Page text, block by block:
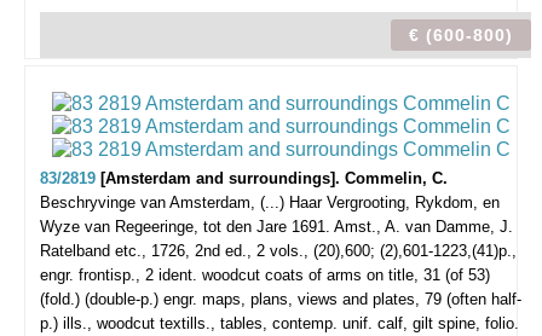
€ (600-800)
83/2819 [Amsterdam and surroundings]. Commelin, C.
Beschryvinge van Amsterdam, (...) Haar Vergrooting, Rykdom, en
Wyze van Regeeringe, tot den Jare 1691. Amst., A. van Damme, J.
Ratelband etc., 1726, 2nd ed., 2 vols., (20),600; (2),601-1223,(41)p.,
engr. frontisp., 2 ident. woodcut coats of arms on title, 31 (of 53)
(fold.) (double-p.) engr. maps, plans, views and plates, 79 (often half-
p.) ills., woodcut textills., tables, contemp. unif. calf, gilt spine, folio.